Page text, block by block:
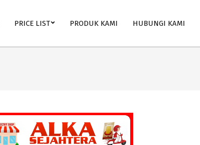
PRICE LIST PRODUK KAMI HUBUNGI KAMI